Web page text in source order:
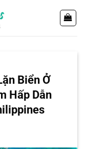
Biển Ở
Hấp Dẫn